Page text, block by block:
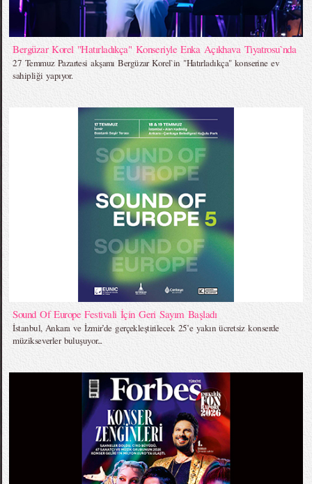
Bergüzar Korel "Hatırladıkça" Konseriyle Enka Açıkhava Tiyatrosu`nda
27 Temmuz Pazartesi akşamı Bergüzar Korel`in "Hatırladıkça" konserine ev
sahipliği yapıyor.
Sound Of Europe Festivali İçin Geri Sayım Başladı
İstanbul, Ankara ve İzmir’de gerçekleştirilecek 25’e yakın ücretsiz konserde
müzikseverler buluşuyor...